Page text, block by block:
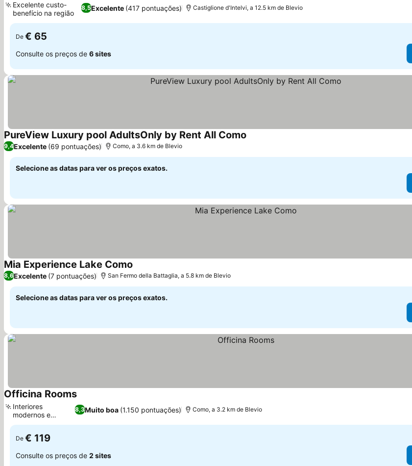
8,5Excelente (417 pontuações)
Excelente custo-
benefício na região
Castiglione d'Intelvi, a 12.5 km de Blevio
De € 65
Consulte os preços de 6 sites
PureView Luxury pool AdultsOnly by Rent All Como
9,4Excelente (69 pontuações) Como, a 3.6 km de Blevio
Selecione as datas para ver os preços exatos.
Mia Experience Lake Como
8,6Excelente (7 pontuações) San Fermo della Battaglia, a 5.8 km de Blevio
Selecione as datas para ver os preços exatos.
Officina RoomsVer preços
8,3Muito boa (1.150 pontuações)
Interiores
modernos e
renovados
Como, a 3.2 km de Blevio
De € 119
Consulte os preços de 2 sites